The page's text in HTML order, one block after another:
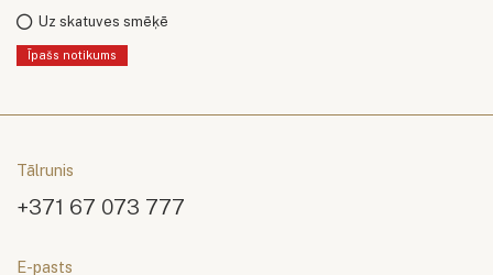
Uz skatuves smēķē
Īpašs notikums
Tālrunis
+371 67 073 777
E-pasts